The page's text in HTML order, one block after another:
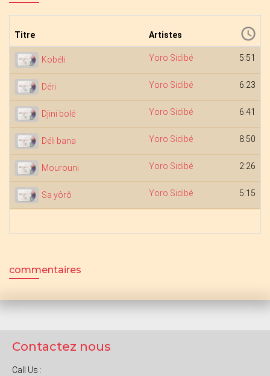
Titre Artistes
Kobéli Yoro Sidibé 5:51
Déri Yoro Sidibé 6:23
Djini bolé Yoro Sidibé 6:41
Déli bana Yoro Sidibé 8:50
Mourouni Yoro Sidibé 2:26
Sa yôrô Yoro Sidibé 5:15
commentaires
Contactez nous
Call Us :